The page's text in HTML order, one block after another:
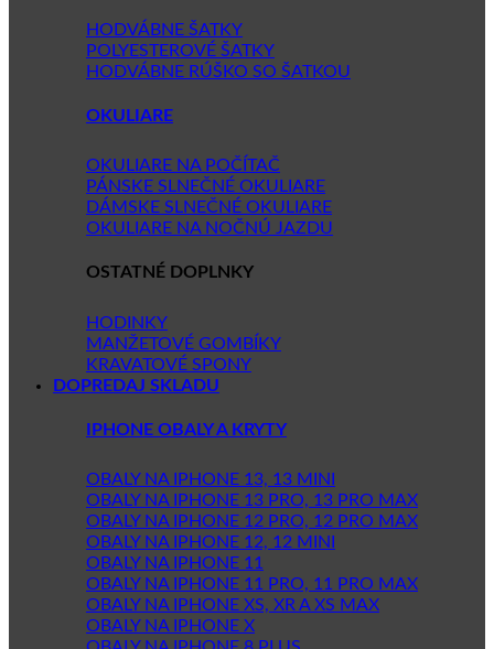
HODVÁBNE ŠATKY
POLYESTEROVÉ ŠATKY
HODVÁBNE RÚŠKO SO ŠATKOU
OKULIARE
OKULIARE NA POČÍTAČ
PÁNSKE SLNEČNÉ OKULIARE
DÁMSKE SLNEČNÉ OKULIARE
OKULIARE NA NOČNÚ JAZDU
OSTATNÉ DOPLNKY
HODINKY
MANŽETOVÉ GOMBÍKY
KRAVATOVÉ SPONY
DOPREDAJ SKLADU
IPHONE OBALY A KRYTY
OBALY NA IPHONE 13, 13 MINI
OBALY NA IPHONE 13 PRO, 13 PRO MAX
OBALY NA IPHONE 12 PRO, 12 PRO MAX
OBALY NA IPHONE 12, 12 MINI
OBALY NA IPHONE 11
OBALY NA IPHONE 11 PRO, 11 PRO MAX
OBALY NA IPHONE XS, XR A XS MAX
OBALY NA IPHONE X